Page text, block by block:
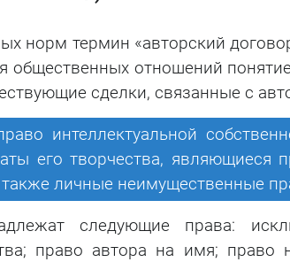
проникновение
норм термин «авторский
общественных отношений
сделки, связанные с
интеллектуальной
его творчества, являющиеся
также личные неимущественные
следующие права:
право автора на имя; право